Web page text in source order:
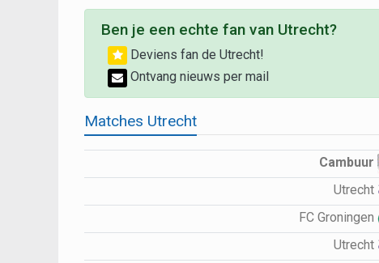
Ben je een echte fan van Utrecht?
Deviens fan de Utrecht!
Ontvang nieuws per mail
Matches Utrecht
Cambuur
Utrecht
FC Groningen
Utrecht